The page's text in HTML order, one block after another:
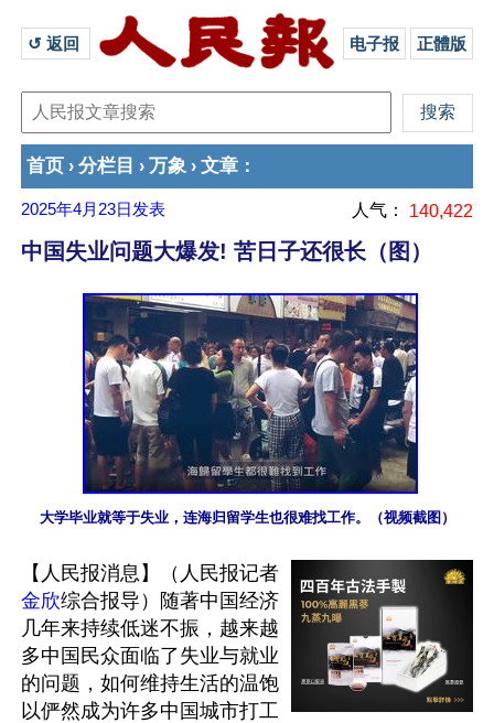
↺ 返回 电子报 正體版
首页 › 分栏目 › 万象 › 文章 ：
2025年4月23日 发表 人气： 140,422
中国失业问题大爆发! 苦日子还很长（图）
大学毕业就等于失业，连海归留学生也很难找工作。（视频截图）
【人民报消息】（人民报记者
金欣综合报导）随著中国经济
几年来持续低迷不振，越来越
多中国民众面临了失业与就业
的问题，如何维持生活的温饱
以俨然成为许多中国城市打工